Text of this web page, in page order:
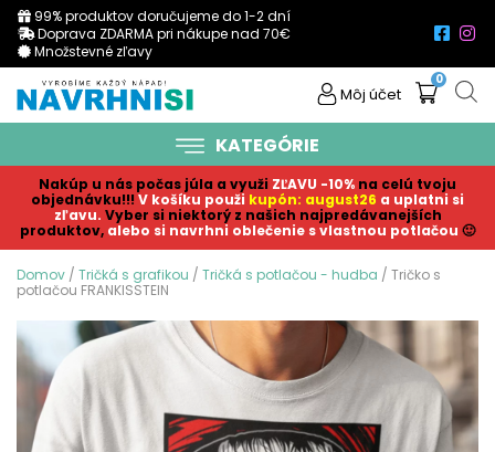
99% produktov doručujeme do 1-2 dní
Doprava ZDARMA pri nákupe nad 70€
Množstevné zľavy
Môj účet
0
KATEGÓRIE
Nakúp u nás počas júla a využi ZĽAVU -10% na celú tvoju
objednávku!!! V košíku použi kupón: august26 a uplatni si
zľavu. Vyber si niektorý z našich najpredávanejších
produktov, alebo si navrhni oblečenie s vlastnou potlačou 🙂
Domov / Tričká s grafikou / Tričká s potlačou - hudba / Tričko s
potlačou FRANKISSTEIN